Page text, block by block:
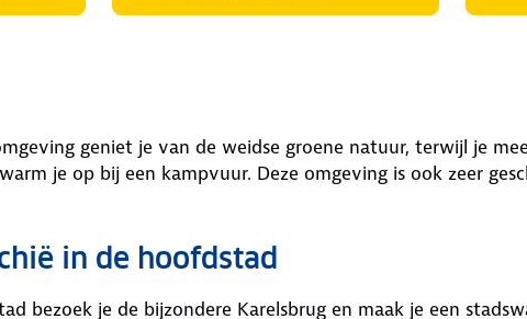
geniet je van de weidse groene natuur, terwijl je
je op bij een kampvuur. Deze omgeving is ook zeer
in de hoofdstad
bezoek je de bijzondere Karelsbrug en maak je een